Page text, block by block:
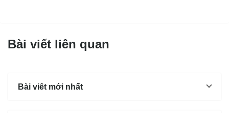
Bài viết liên quan
Bài viêt mới nhất